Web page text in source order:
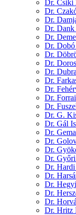
Dr. Csiki
Dr.
Dr.
Dr. Dank
Dr.
Dr. Dobó
Dr.
Dr.
Dr.
Dr.
Dr.
Dr.
Dr.
Dr. G.
Dr. Gál
Dr.
Dr.
Dr.
Dr.
Dr.
Dr.
Dr.
Dr.
Dr.
Dr. Hritz